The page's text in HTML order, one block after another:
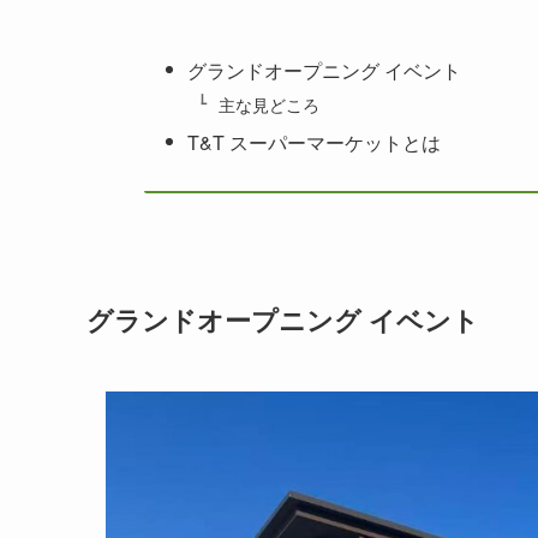
グランドオープニング イベント
主な見どころ
T&T スーパーマーケットとは
グランドオープニングイベント